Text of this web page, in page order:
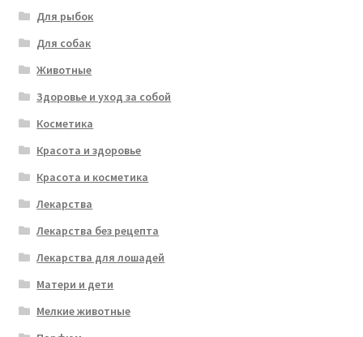
Для рыбок
Для собак
Животные
Здоровье и уход за собой
Косметика
Красота и здоровье
Красота и косметика
Лекарства
Лекарства без рецепта
Лекарства для лошадей
Матери и дети
Мелкие животные